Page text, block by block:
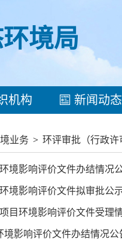
境局
机构 新闻动态
业务 > 环评审批（行政许
境影响评价文件办结情况
境影响评价文件拟审批公
目环境影响评价文件受理
境影响评价文件办结情况公